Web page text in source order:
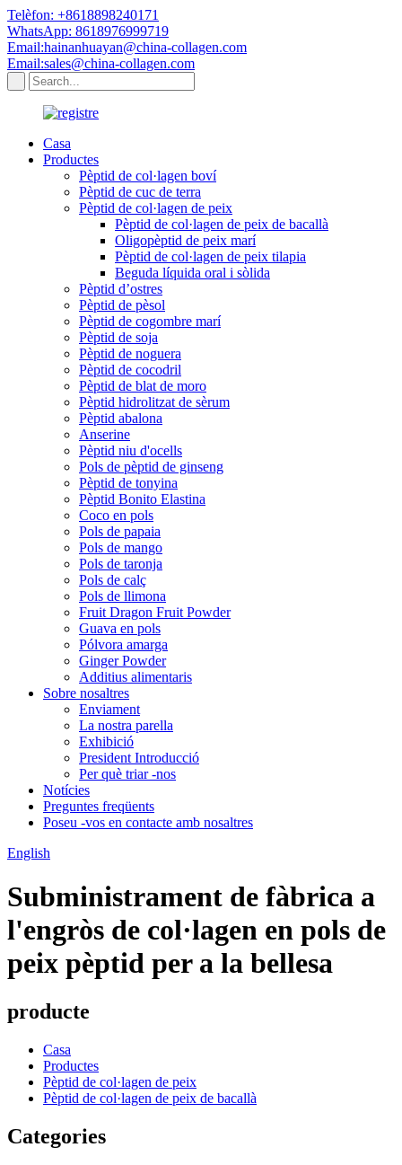
Telèfon: +8618898240171
WhatsApp: 8618976999719
Email:hainanhuayan@china-collagen.com
Email:sales@china-collagen.com
Casa
Productes
Pèptid de col·lagen boví
Pèptid de cuc de terra
Pèptid de col·lagen de peix
Pèptid de col·lagen de peix de bacallà
Oligopèptid de peix marí
Pèptid de col·lagen de peix tilapia
Beguda líquida oral i sòlida
Pèptid d’ostres
Pèptid de pèsol
Pèptid de cogombre marí
Pèptid de soja
Pèptid de noguera
Pèptid de cocodril
Pèptid de blat de moro
Pèptid hidrolitzat de sèrum
Pèptid abalona
Anserine
Pèptid niu d'ocells
Pols de pèptid de ginseng
Pèptid de tonyina
Pèptid Bonito Elastina
Coco en pols
Pols de papaia
Pols de mango
Pols de taronja
Pols de calç
Pols de llimona
Fruit Dragon Fruit Powder
Guava en pols
Pólvora amarga
Ginger Powder
Additius alimentaris
Sobre nosaltres
Enviament
La nostra parella
Exhibició
President Introducció
Per què triar -nos
Notícies
Preguntes freqüents
Poseu -vos en contacte amb nosaltres
English
Subministrament de fàbrica a
l'engròs de col·lagen en pols de
peix pèptid per a la bellesa
producte
Casa
Productes
Pèptid de col·lagen de peix
Pèptid de col·lagen de peix de bacallà
Categories